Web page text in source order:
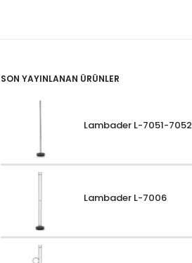
SON YAYINLANAN ÜRÜNLER
Lambader L-7051-7052
Lambader L-7006